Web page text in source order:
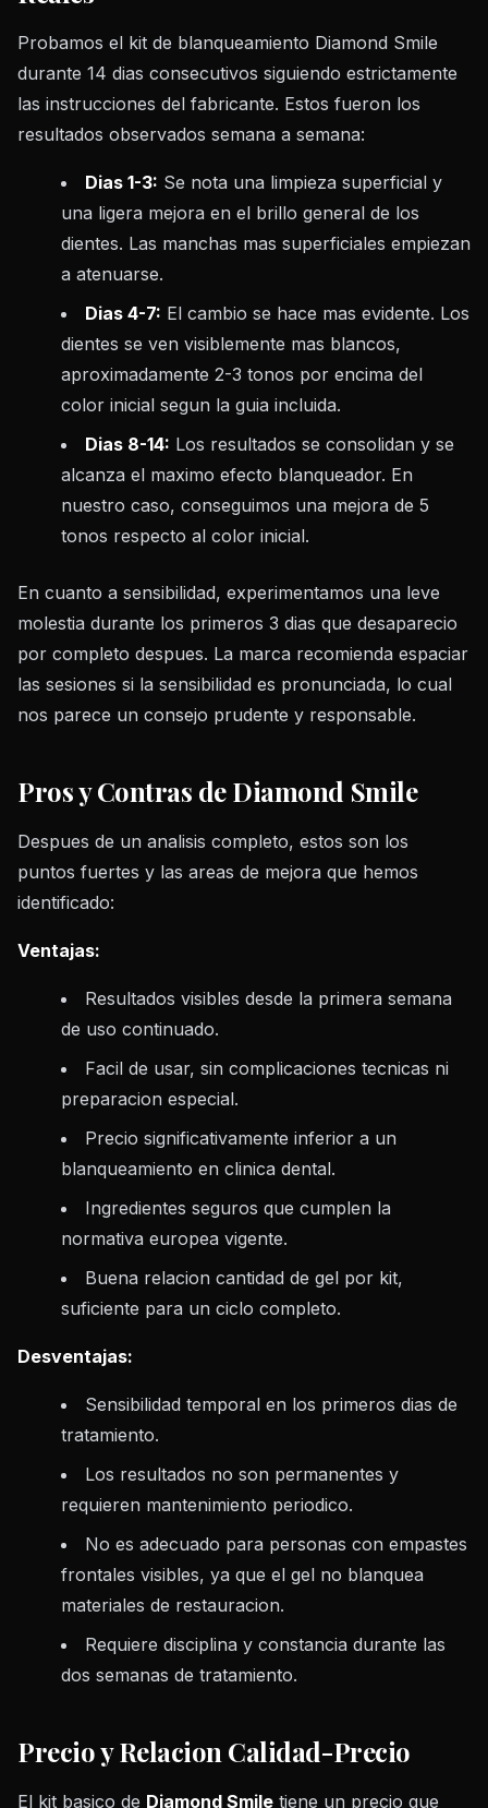
Probamos el kit de blanqueamiento Diamond Smile
durante 14 dias consecutivos siguiendo estrictamente
las instrucciones del fabricante. Estos fueron los
resultados observados semana a semana:
Dias 1-3: Se nota una limpieza superficial y
una ligera mejora en el brillo general de los
dientes. Las manchas mas superficiales empiezan
a atenuarse.
Dias 4-7: El cambio se hace mas evidente. Los
dientes se ven visiblemente mas blancos,
aproximadamente 2-3 tonos por encima del
color inicial segun la guia incluida.
Dias 8-14: Los resultados se consolidan y se
alcanza el maximo efecto blanqueador. En
nuestro caso, conseguimos una mejora de 5
tonos respecto al color inicial.
En cuanto a sensibilidad, experimentamos una leve
molestia durante los primeros 3 dias que desaparecio
por completo despues. La marca recomienda espaciar
las sesiones si la sensibilidad es pronunciada, lo cual
nos parece un consejo prudente y responsable.
Pros y Contras de Diamond Smile
Despues de un analisis completo, estos son los
puntos fuertes y las areas de mejora que hemos
identificado:
Ventajas:
Resultados visibles desde la primera semana
de uso continuado.
Facil de usar, sin complicaciones tecnicas ni
preparacion especial.
Precio significativamente inferior a un
blanqueamiento en clinica dental.
Ingredientes seguros que cumplen la
normativa europea vigente.
Buena relacion cantidad de gel por kit,
suficiente para un ciclo completo.
Desventajas:
Sensibilidad temporal en los primeros dias de
tratamiento.
Los resultados no son permanentes y
requieren mantenimiento periodico.
No es adecuado para personas con empastes
frontales visibles, ya que el gel no blanquea
materiales de restauracion.
Requiere disciplina y constancia durante las
dos semanas de tratamiento.
Precio y Relacion Calidad-Precio
El kit basico de Diamond Smile tiene un precio que